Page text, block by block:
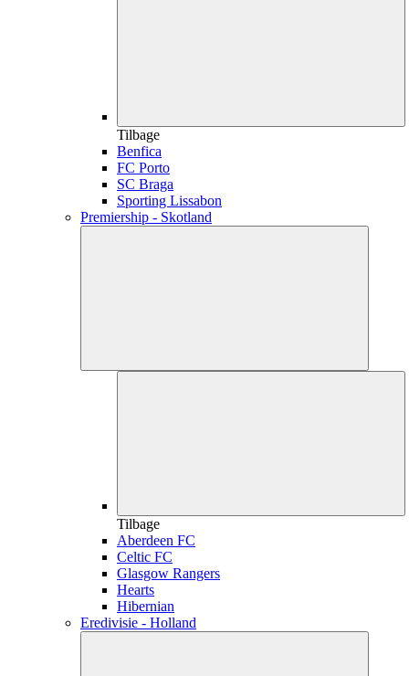
Tilbage
Benfica
FC Porto
SC Braga
Sporting Lissabon
Premiership - Skotland
Tilbage
Aberdeen FC
Celtic FC
Glasgow Rangers
Hearts
Hibernian
Eredivisie - Holland